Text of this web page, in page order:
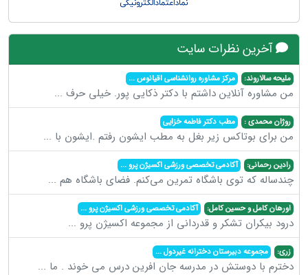
آخرین نظرات سایت
ملیحه سالاروند: مرکز مشاوره روانشناسی اقیانوس...
من مشاوره آنلاین داشتم با دکتر ذکایی پور. خیلی حرف ...
روژان محمدی : مطب دکتر فاطمه خزایی
من برای بوتاکس زیر بغل به مطب ایشون رفتم .ایشون با ...
رادین رحمانی: آکادمی تخصصی ورزشی اکسیژن پرو...
چندساله که توی باشگاه تمرین می‌کنم. فضای باشگاه هم ...
اورهان کامل و حسین کامل: آکادمی تخصصی ورزشی اکسیژن پرو...
درود بیکران تشکر و قدردانی از مجموعه اکسیژن پرو ...
زری: مجموعه دبیرستان دخترانه غیردول...
دخترم با دوستش در مدرسه جان افرین درس می خوند . ما ...